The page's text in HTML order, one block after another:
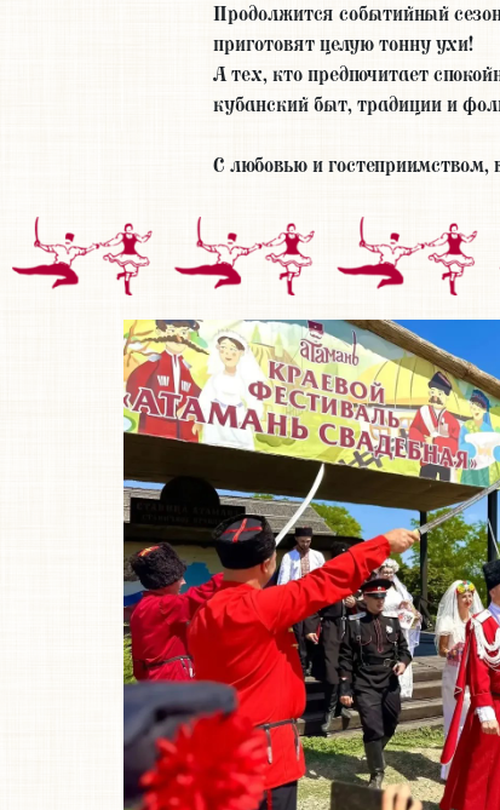
Продолжится событийный
приготовят целую тонну ухи!
А тех, кто предпочитает
кубанский быт, традиции и
С любовью и